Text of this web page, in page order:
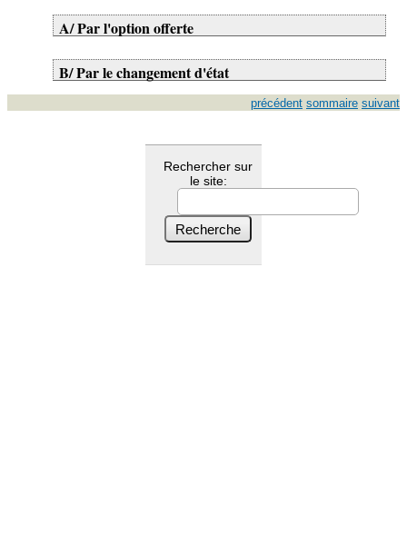
A/ Par l'option offerte
B/ Par le changement d'état
précédent sommaire suivant
Rechercher sur
le site: